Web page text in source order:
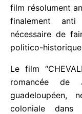
ce film
donc finalement
nécessaire de
politico-historique
Le film
romancée de
guadeloupéen,
coloniale